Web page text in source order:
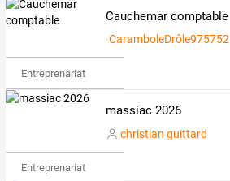
Cauchemar comptable
CaramboleDrôle975752
Entreprenariat
massiac 2026
christian guittard
Entreprenariat